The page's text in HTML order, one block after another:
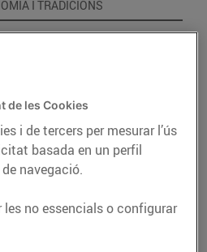
I TRADICIONS
de les Cookies
i de tercers per mesurar l’ús
basada en un perfil
navegació.
no essencials o configurar